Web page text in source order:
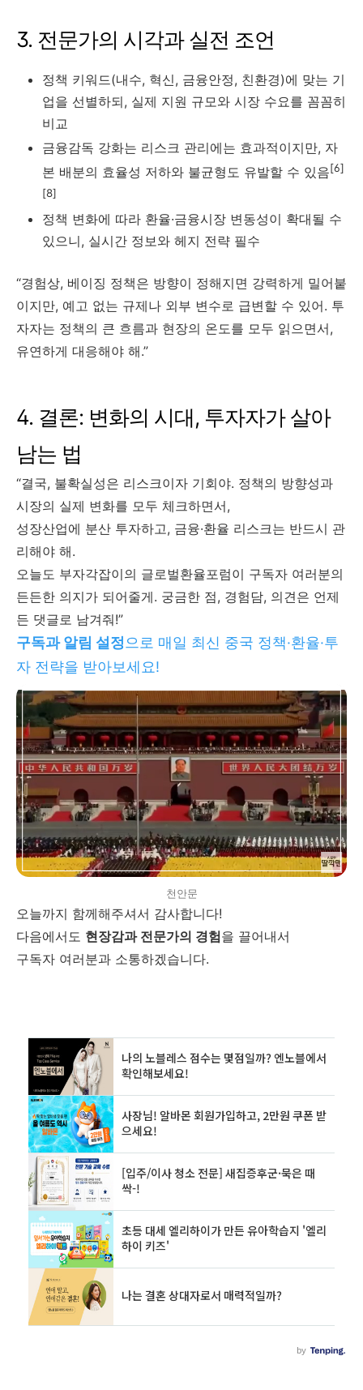
3. 전문가의 시각과 실전 조언
정책 키워드(내수, 혁신, 금융안정, 친환경)에 맞는 기
업을 선별하되, 실제 지원 규모와 시장 수요를 꼼꼼히
비교
금융감독 강화는 리스크 관리에는 효과적이지만, 자
본 배분의 효율성 저하와 불균형도 유발할 수 있음[6]
[8]
정책 변화에 따라 환율·금융시장 변동성이 확대될 수
있으니, 실시간 정보와 헤지 전략 필수
“경험상, 베이징 정책은 방향이 정해지면 강력하게 밀어붙
이지만, 예고 없는 규제나 외부 변수로 급변할 수 있어. 투
자자는 정책의 큰 흐름과 현장의 온도를 모두 읽으면서,
유연하게 대응해야 해.”
4. 결론: 변화의 시대, 투자자가 살아
남는 법
“결국, 불확실성은 리스크이자 기회야. 정책의 방향성과
시장의 실제 변화를 모두 체크하면서,
성장산업에 분산 투자하고, 금융·환율 리스크는 반드시 관
리해야 해.
오늘도 부자각잡이의 글로벌환율포럼이 구독자 여러분의
든든한 의지가 되어줄게. 궁금한 점, 경험담, 의견은 언제
든 댓글로 남겨줘!”
구독과 알림 설정 으로 매일 최신 중국 정책·환율·투
자 전략을 받아보세요!
천안문
오늘까지 함께해주셔서 감사합니다!
다음에서도 현장감과 전문가의 경험을 끌어내서
구독자 여러분과 소통하겠습니다.